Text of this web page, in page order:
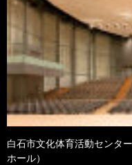
白石市文化体育活動センタ
ホール）